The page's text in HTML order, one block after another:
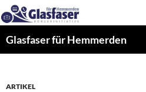
Zum
Inhalt
springen
Glasfaser für Hemmerden
ARTIKEL